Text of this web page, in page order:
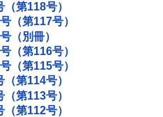
第118号）
（第117号）
（別冊）
（第116号）
（第115号）
第114号）
第113号）
第112号）